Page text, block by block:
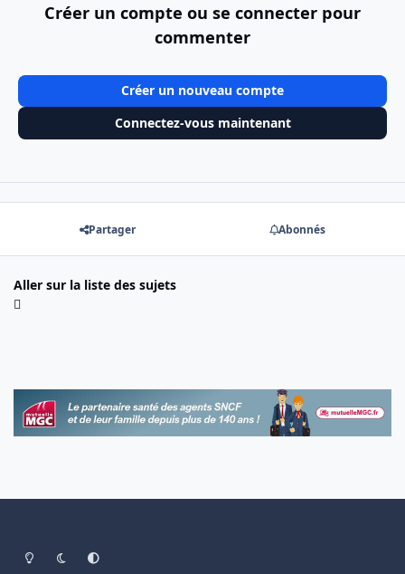
Créer un compte ou se connecter pour
commenter
Créer un nouveau compte
Connectez-vous maintenant
Partager Abonnés
Aller sur la liste des sujets
Light ModeDark ModeSystem Preference